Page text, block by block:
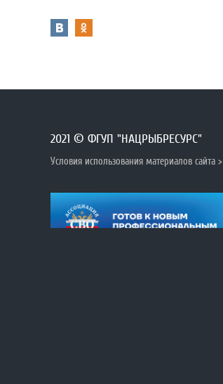
2021 © ФГУП "НАЦРЫБРЕСУРС"
Условия использования материалов сайта >